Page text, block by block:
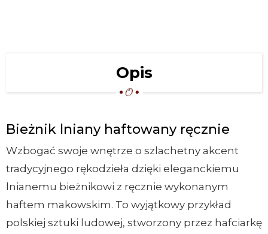
Opis
Bieżnik lniany haftowany ręcznie
Wzbogać swoje wnętrze o szlachetny akcent
tradycyjnego rękodzieła dzięki eleganckiemu
lnianemu bieżnikowi z ręcznie wykonanym
haftem makowskim. To wyjątkowy przykład
polskiej sztuki ludowej, stworzony przez hafciarkę